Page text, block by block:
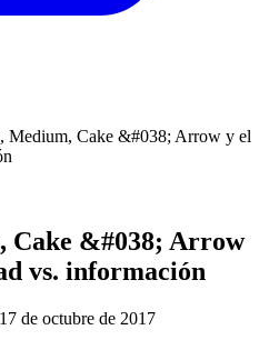
Medium, Cake &#038; Arrow y el
Cake &#038; Arrow
vs. información
17 de octubre de 2017